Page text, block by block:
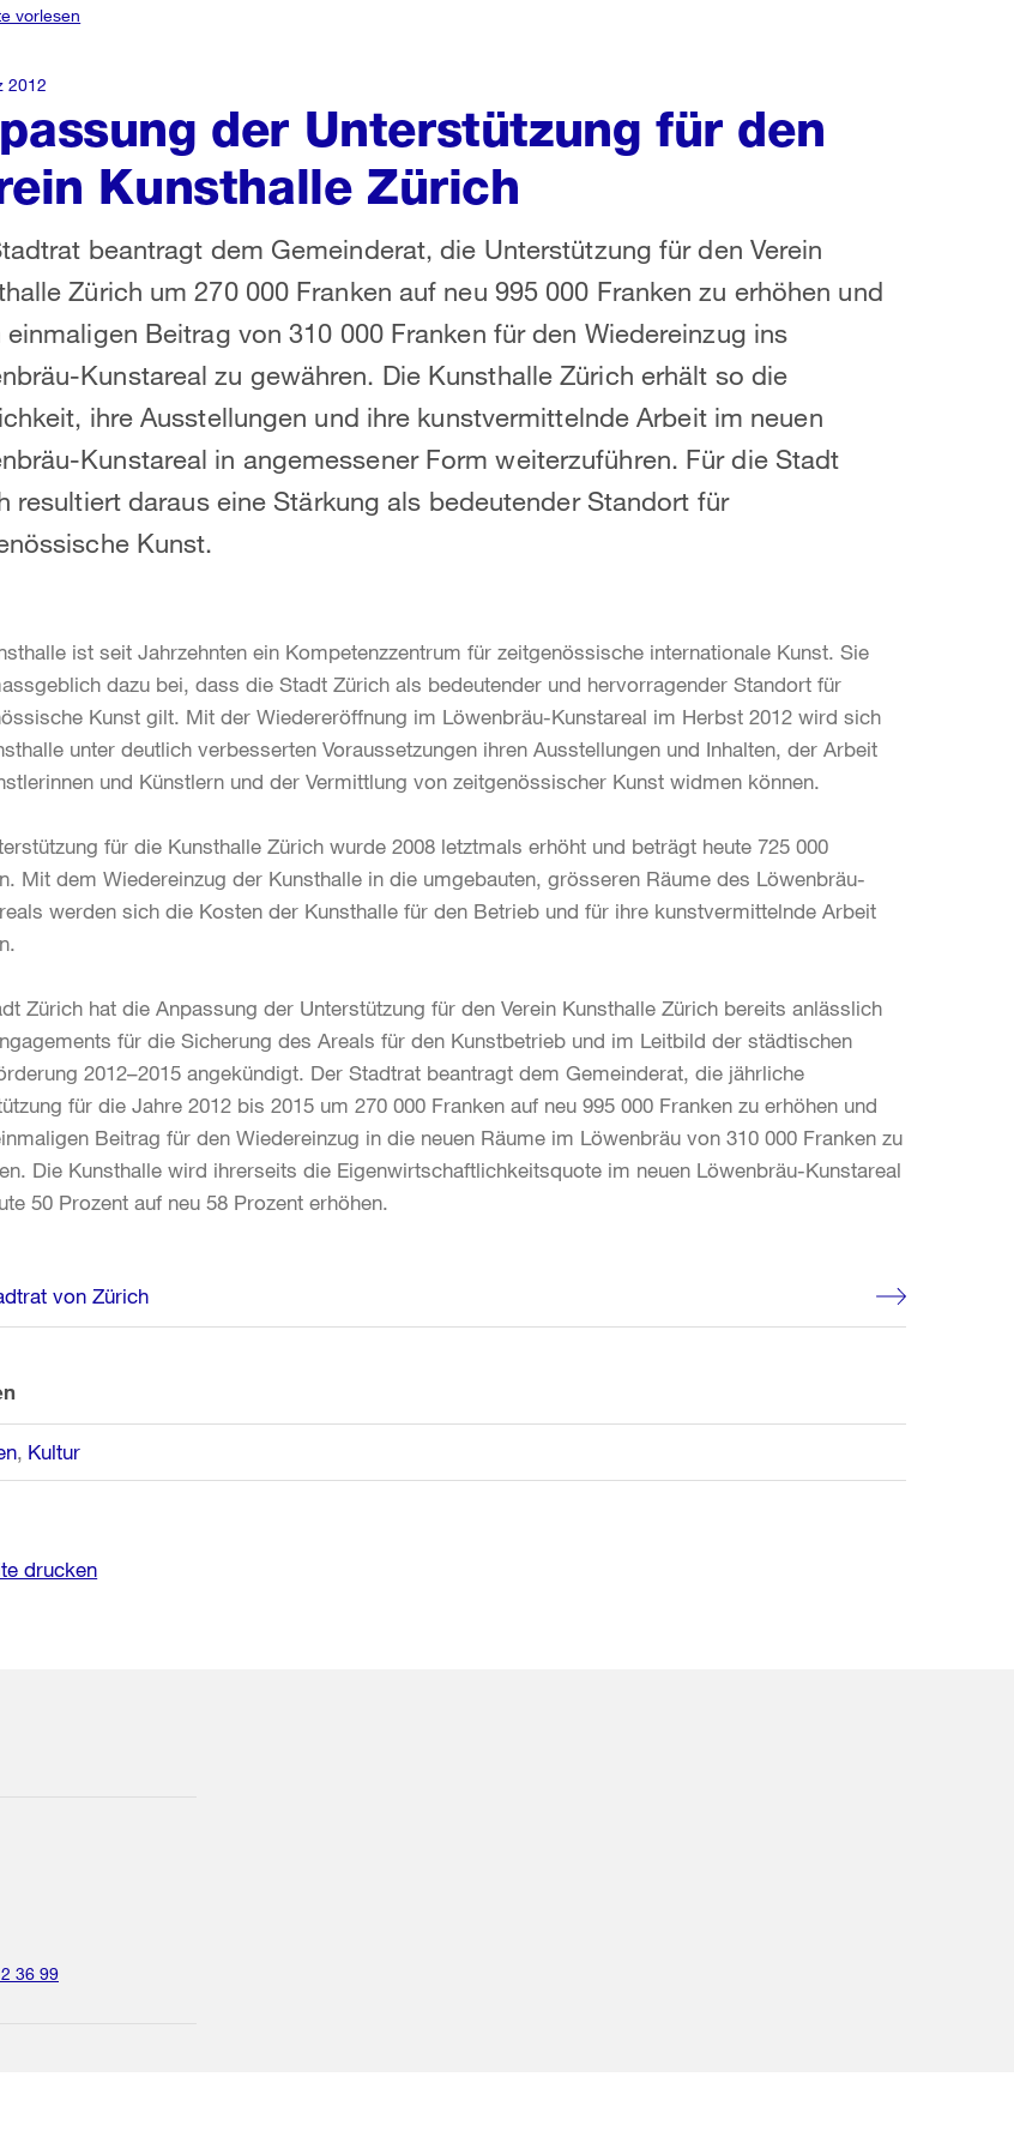
der Unterstützung für den
Kunsthalle Zürich
vorlesen
beantragt dem Gemeinderat, die Unterstützung für den Verein
Zürich um 270 000 Franken auf neu 995 000 Franken zu erhöhen und
einmaligen Beitrag von 310 000 Franken für den Wiedereinzug ins
Kunstareal zu gewähren. Die Kunsthalle Zürich erhält so die
ihre Ausstellungen und ihre kunstvermittelnde Arbeit im neuen
Kunstareal in angemessener Form weiterzuführen. Für die Stadt
resultiert daraus eine Stärkung als bedeutender Standort für
Kunst.
2012
ist seit Jahrzehnten ein Kompetenzzentrum für zeitgenössische internationale Kunst. Sie
dazu bei, dass die Stadt Zürich als bedeutender und hervorragender Standort für
Kunst gilt. Mit der Wiedereröffnung im Löwenbräu-Kunstareal im Herbst 2012 wird sich
unter deutlich verbesserten Voraussetzungen ihren Ausstellungen und Inhalten, der Arbeit
und Künstlern und der Vermittlung von zeitgenössischer Kunst widmen können.
für die Kunsthalle Zürich wurde 2008 letztmals erhöht und beträgt heute 725 000
Mit dem Wiedereinzug der Kunsthalle in die umgebauten, grösseren Räume des Löwenbräu-
werden sich die Kosten der Kunsthalle für den Betrieb und für ihre kunstvermittelnde Arbeit
Zürich hat die Anpassung der Unterstützung für den Verein Kunsthalle Zürich bereits anlässlich
für die Sicherung des Areals für den Kunstbetrieb und im Leitbild der städtischen
2012–2015 angekündigt. Der Stadtrat beantragt dem Gemeinderat, die jährliche
für die Jahre 2012 bis 2015 um 270 000 Franken auf neu 995 000 Franken zu erhöhen und
Beitrag für den Wiedereinzug in die neuen Räume im Löwenbräu von 310 000 Franken zu
Die Kunsthalle wird ihrerseits die Eigenwirtschaftlichkeitsquote im neuen Löwenbräu-Kunstareal
50 Prozent auf neu 58 Prozent erhöhen.
von Zürich
Kultur
drucken
36 99